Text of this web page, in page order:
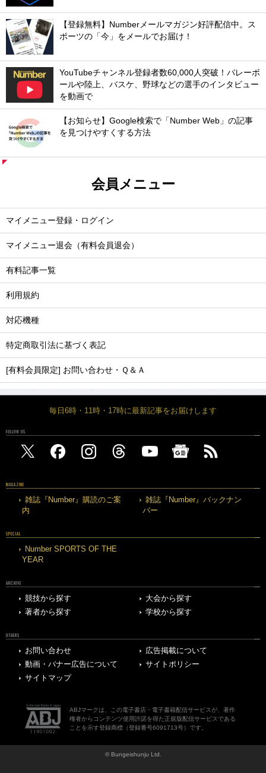
【登録無料】Numberメールマガジン好評配信中。ス
ポーツの「今」をメールでお届け！
YouTubeチャンネル登録者数60,000人突破！バレーボ
ールや陸上、バスケ、野球などの選手のインタビュー
を動画で
【お知らせ】Google検索で「Number Web」の記事
を見つけやすくする方法
会員メニュー
マイメニュー登録・ログイン
マイメニュー退会（有料会員退会）
有料記事一覧
利用規約
対応機種
特定商取引法に基づく表記
[有料会員限定] お問い合わせ・Ｑ＆Ａ
毎日6時・11時・17時に最新記事をお届けします
FOLLOW US
MAGAZINE
雑誌『Number』購読のご案
内
雑誌『Number』バックナン
バー
SPECIAL
Number SPORTS OF THE
YEAR
ARCHIVE
競技から探す
大会から探す
著者から探す
学校から探す
OTHERS
お問い合わせ
広告掲載について
動画・バナー広告について
サイトポリシー
サイトマップ
ABJマークは、この電子書店・電子書籍配信サービスが、著作
権者からコンテンツ使用許諾を得た正規版配信サービスである
ことを示す登録商標（登録番号6091713号）です。
© Bungeishunju Ltd.